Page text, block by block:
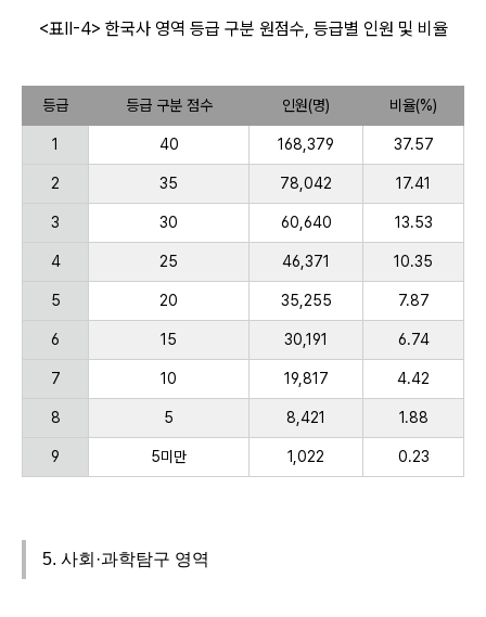
<표Ⅱ-4> 한국사 영역 등급 구분 원점수, 등급별 인원 및 비율
등급 등급 구분 점수 인원(명) 비율(%)
1 40 168,379 37.57
2 35 78,042 17.41
3 30 60,640 13.53
4 25 46,371 10.35
5 20 35,255 7.87
6 15 30,191 6.74
7 10 19,817 4.42
8 5 8,421 1.88
9 5미만 1,022 0.23
5. 사회·과학탐구 영역